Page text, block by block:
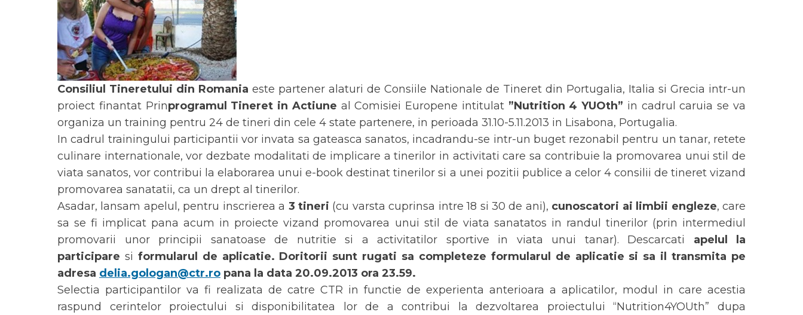
Consiliul Tineretului din Romania este partener alaturi de Consiile Nationale de Tineret din Portugalia, Italia si Grecia intr-un
proiect finantat Prinprogramul Tineret in Actiune al Comisiei Europene intitulat ”Nutrition 4 YUOth” in cadrul caruia se va
organiza un training pentru 24 de tineri din cele 4 state partenere, in perioada 31.10-5.11.2013 in Lisabona, Portugalia.
In cadrul trainingului participantii vor invata sa gateasca sanatos, incadrandu-se intr-un buget rezonabil pentru un tanar, retete
culinare internationale, vor dezbate modalitati de implicare a tinerilor in activitati care sa contribuie la promovarea unui stil de
viata sanatos, vor contribui la elaborarea unui e-book destinat tinerilor si a unei pozitii publice a celor 4 consilii de tineret vizand
promovarea sanatatii, ca un drept al tinerilor.
Asadar, lansam apelul, pentru inscrierea a 3 tineri (cu varsta cuprinsa intre 18 si 30 de ani), cunoscatori ai limbii engleze, care
sa se fi implicat pana acum in proiecte vizand promovarea unui stil de viata sanatatos in randul tinerilor (prin intermediul
promovarii unor principii sanatoase de nutritie si a activitatilor sportive in viata unui tanar). Descarcati apelul la
participare si formularul de aplicatie. Doritorii sunt rugati sa completeze formularul de aplicatie si sa il transmita pe
adresa delia.gologan@ctr.ro pana la data 20.09.2013 ora 23.59.
Selectia participantilor va fi realizata de catre CTR in functie de experienta anterioara a aplicatilor, modul in care acestia
raspund cerintelor proiectului si disponibilitatea lor de a contribui la dezvoltarea proiectului “Nutrition4YOUth” dupa